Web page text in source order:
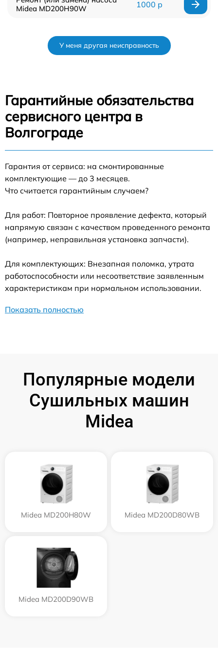
Midea MD200H90W
1000 р
У меня другая неисправность
Гарантийные обязательства
сервисного центра в
Волгограде
Гарантия от сервиса: на смонтированные
комплектующие — до 3 месяцев.
Что считается гарантийным случаем?
Для работ: Повторное проявление дефекта, который
напрямую связан с качеством проведенного ремонта
(например, неправильная установка запчасти).
Для комплектующих: Внезапная поломка, утрата
работоспособности или несоответствие заявленным
характеристикам при нормальном использовании.
Показать полностью
Популярные модели
Сушильных машин
Midea
Midea MD200H80W Midea MD200D80WB
Midea MD200D90WB